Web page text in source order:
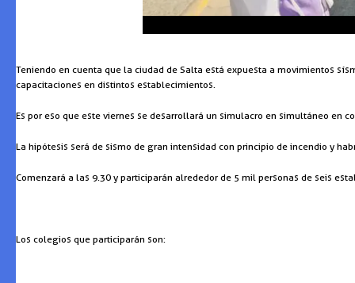
Teniendo en cuenta que la ciudad de Salta está expuesta a movimientos
capacitaciones en distintos establecimientos.
Es por eso que este viernes se desarrollará un simulacro en simultáneo en
La hipótesis será de sismo de gran intensidad con principio de incendio y
Comenzará a las 9.30 y participarán alrededor de 5 mil personas de seis
Los colegios que participarán son: